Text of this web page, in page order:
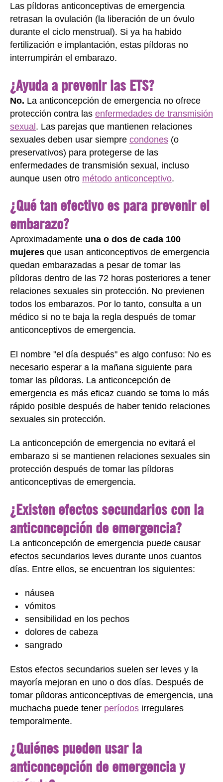
Las píldoras anticonceptivas de emergencia
retrasan la ovulación (la liberación de un óvulo
durante el ciclo menstrual). Si ya ha habido
fertilización e implantación, estas píldoras no
interrumpirán el embarazo.
¿Ayuda a prevenir las ETS?
No. La anticoncepción de emergencia no ofrece
protección contra las enfermedades de transmisión
sexual. Las parejas que mantienen relaciones
sexuales deben usar siempre condones (o
preservativos) para protegerse de las
enfermedades de transmisión sexual, incluso
aunque usen otro método anticonceptivo.
¿Qué tan efectivo es para prevenir el
embarazo?
Aproximadamente una o dos de cada 100
mujeres que usan anticonceptivos de emergencia
quedan embarazadas a pesar de tomar las
píldoras dentro de las 72 horas posteriores a tener
relaciones sexuales sin protección. No previenen
todos los embarazos. Por lo tanto, consulta a un
médico si no te baja la regla después de tomar
anticonceptivos de emergencia.
El nombre "el día después" es algo confuso: No es
necesario esperar a la mañana siguiente para
tomar las píldoras. La anticoncepción de
emergencia es más eficaz cuando se toma lo más
rápido posible después de haber tenido relaciones
sexuales sin protección.
La anticoncepción de emergencia no evitará el
embarazo si se mantienen relaciones sexuales sin
protección después de tomar las píldoras
anticonceptivas de emergencia.
¿Existen efectos secundarios con la
anticoncepción de emergencia?
La anticoncepción de emergencia puede causar
efectos secundarios leves durante unos cuantos
días. Entre ellos, se encuentran los siguientes:
náusea
vómitos
sensibilidad en los pechos
dolores de cabeza
sangrado
Estos efectos secundarios suelen ser leves y la
mayoría mejoran en uno o dos días. Después de
tomar píldoras anticonceptivas de emergencia, una
muchacha puede tener períodos irregulares
temporalmente.
¿Quiénes pueden usar la
anticoncepción de emergencia y